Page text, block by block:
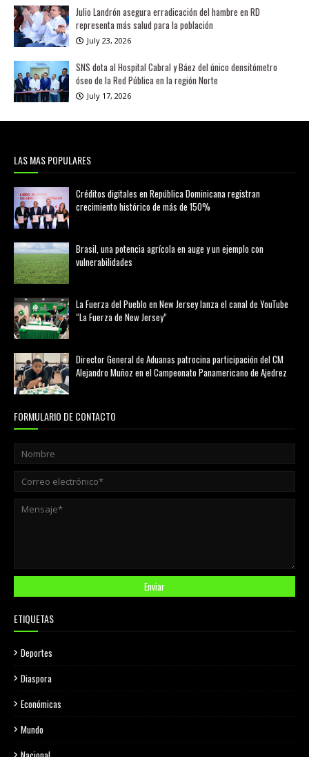
Julio Landrón asegura erradicación del hambre en RD
representa más salud para la población
July 23, 2026
SNS dota al Hospital Cabral y Báez del único densitómetro
óseo de la Red Pública en la región Norte
July 17, 2026
LAS MAS POPULARES
Créditos digitales en República Dominicana registran
crecimiento histórico de más de 150%
Brasil, una potencia agrícola en auge y un ejemplo con
vulnerabilidades
La Fuerza del Pueblo en New Jersey lanza el canal de YouTube
“La Fuerza de New Jersey”
Director General de Aduanas patrocina participación del CM
Alejandro Muñoz en el Campeonato Panamericano de Ajedrez
FORMULARIO DE CONTACTO
ETIQUETAS
Deportes
Diaspora
Económicas
Mundo